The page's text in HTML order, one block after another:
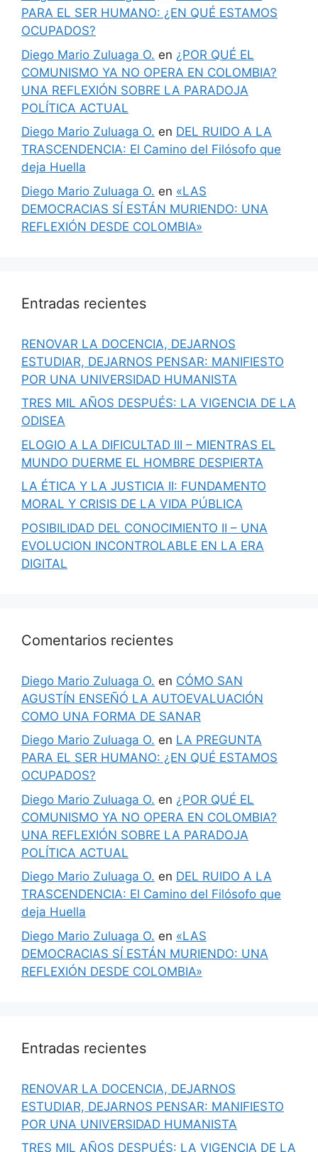
PARA EL SER HUMANO: ¿EN QUÉ ESTAMOS
OCUPADOS?
Diego Mario Zuluaga O. en ¿POR QUÉ EL
COMUNISMO YA NO OPERA EN COLOMBIA?
UNA REFLEXIÓN SOBRE LA PARADOJA
POLÍTICA ACTUAL
Diego Mario Zuluaga O. en DEL RUIDO A LA
TRASCENDENCIA: El Camino del Filósofo que
deja Huella
Diego Mario Zuluaga O. en «LAS
DEMOCRACIAS SÍ ESTÁN MURIENDO: UNA
REFLEXIÓN DESDE COLOMBIA»
Entradas recientes
RENOVAR LA DOCENCIA, DEJARNOS
ESTUDIAR, DEJARNOS PENSAR: MANIFIESTO
POR UNA UNIVERSIDAD HUMANISTA
TRES MIL AÑOS DESPUÉS: LA VIGENCIA DE LA
ODISEA
ELOGIO A LA DIFICULTAD III – MIENTRAS EL
MUNDO DUERME EL HOMBRE DESPIERTA
LA ÉTICA Y LA JUSTICIA II: FUNDAMENTO
MORAL Y CRISIS DE LA VIDA PÚBLICA
POSIBILIDAD DEL CONOCIMIENTO II – UNA
EVOLUCION INCONTROLABLE EN LA ERA
DIGITAL
Comentarios recientes
Diego Mario Zuluaga O. en CÓMO SAN
AGUSTÍN ENSEÑÓ LA AUTOEVALUACIÓN
COMO UNA FORMA DE SANAR
Diego Mario Zuluaga O. en LA PREGUNTA
PARA EL SER HUMANO: ¿EN QUÉ ESTAMOS
OCUPADOS?
Diego Mario Zuluaga O. en ¿POR QUÉ EL
COMUNISMO YA NO OPERA EN COLOMBIA?
UNA REFLEXIÓN SOBRE LA PARADOJA
POLÍTICA ACTUAL
Diego Mario Zuluaga O. en DEL RUIDO A LA
TRASCENDENCIA: El Camino del Filósofo que
deja Huella
Diego Mario Zuluaga O. en «LAS
DEMOCRACIAS SÍ ESTÁN MURIENDO: UNA
REFLEXIÓN DESDE COLOMBIA»
Entradas recientes
RENOVAR LA DOCENCIA, DEJARNOS
ESTUDIAR, DEJARNOS PENSAR: MANIFIESTO
POR UNA UNIVERSIDAD HUMANISTA
TRES MIL AÑOS DESPUÉS: LA VIGENCIA DE LA